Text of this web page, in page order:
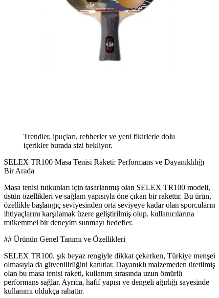
Trendler, ipuçları, rehberler ve yeni fikirlerle dolu
içerikler burada sizi bekliyor.
SELEX TR100 Masa Tenisi Raketi: Performans ve Dayanıklılığı
Bir Arada
Masa tenisi tutkunları için tasarlanmış olan SELEX TR100 modeli,
üstün özellikleri ve sağlam yapısıyla öne çıkan bir rakettir. Bu ürün,
özellikle başlangıç seviyesinden orta seviyeye kadar olan sporcuların
ihtiyaçlarını karşılamak üzere geliştirilmiş olup, kullanıcılarına
mükemmel bir deneyim sunmayı hedefler.
## Ürünün Genel Tanımı ve Özellikleri
SELEX TR100, şık beyaz rengiyle dikkat çekerken, Türkiye menşei
olmasıyla da güvenilirliğini kanıtlar. Dayanıklı malzemeden üretilmiş
olan bu masa tenisi raketi, kullanım sırasında uzun ömürlü
performans sağlar. Ayrıca, hafif yapısı ve dengeli ağırlığı sayesinde
kullanımı oldukça rahattır.